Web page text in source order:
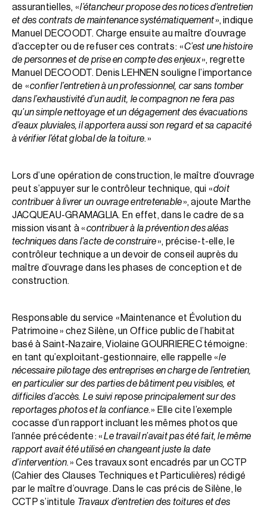
assurantielles, «l’étancheur propose des notices d’entretien
et des contrats de maintenance systématiquement», indique
Manuel DECOODT. Charge ensuite au maître d’ouvrage
d’accepter ou de refuser ces contrats : «C’est une histoire
de personnes et de prise en compte des enjeux», regrette
Manuel DECOODT. Denis LEHNEN souligne l’importance
de «confier l’entretien à un professionnel, car sans tomber
dans l’exhaustivité d’un audit, le compagnon ne fera pas
qu’un simple nettoyage et un dégagement des évacuations
d’eaux pluviales, il apportera aussi son regard et sa capacité
à vérifier l’état global de la toiture. »
Lors d’une opération de construction, le maître d’ouvrage
peut s’appuyer sur le contrôleur technique, qui «doit
contribuer à livrer un ouvrage entretenable», ajoute Marthe
JACQUEAU-GRAMAGLIA. En effet, dans le cadre de sa
mission visant à «contribuer à la prévention des aléas
techniques dans l’acte de construire», précise-t-elle, le
contrôleur technique a un devoir de conseil auprès du
maître d’ouvrage dans les phases de conception et de
construction.
Responsable du service « Maintenance et Évolution du
Patrimoine » chez Silène, un Office public de l’habitat
basé à Saint-Nazaire, Violaine GOURRIEREC témoigne :
en tant qu’exploitant-gestionnaire, elle rappelle «le
nécessaire pilotage des entreprises en charge de l’entretien,
en particulier sur des parties de bâtiment peu visibles, et
difficiles d’accès. Le suivi repose principalement sur des
reportages photos et la confiance. » Elle cite l’exemple
cocasse d’un rapport incluant les mêmes photos que
l’année précédente : «Le travail n’avait pas été fait, le même
rapport avait été utilisé en changeant juste la date
d’intervention. » Ces travaux sont encadrés par un CCTP
(Cahier des Clauses Techniques et Particulières) rédigé
par le maître d’ouvrage. Dans le cas précis de Silène, le
CCTP s’intitule Travaux d’entretien des toitures et des